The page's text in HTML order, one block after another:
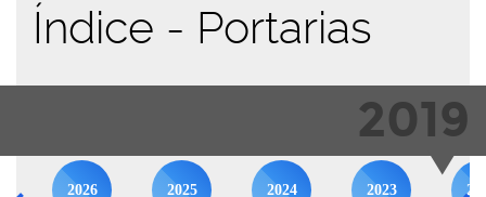
Índice - Portarias
2019
2026 2025 2024 2023